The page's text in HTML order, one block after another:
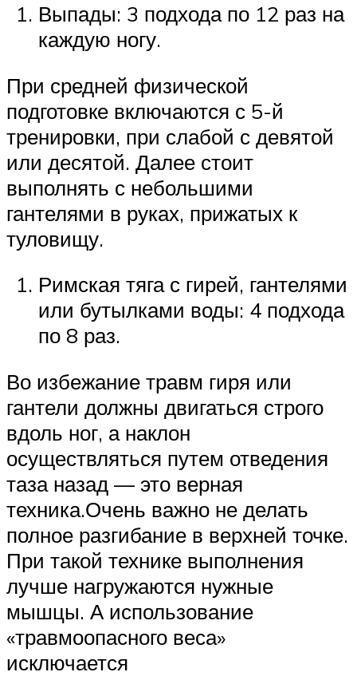
Выпады: 3 подхода по 12 раз на
каждую ногу.
При средней физической
подготовке включаются с 5-й
тренировки, при слабой с девятой
или десятой. Далее стоит
выполнять с небольшими
гантелями в руках, прижатых к
туловищу.
Римская тяга с гирей, гантелями
или бутылками воды: 4 подхода
по 8 раз.
Во избежание травм гиря или
гантели должны двигаться строго
вдоль ног, а наклон
осуществляться путем отведения
таза назад — это верная
техника.Очень важно не делать
полное разгибание в верхней точке.
При такой технике выполнения
лучше нагружаются нужные
мышцы. А использование
«травмоопасного веса»
исключается